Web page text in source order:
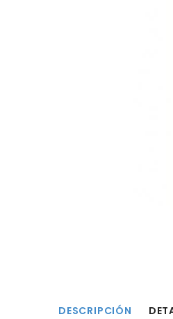
DESCRIPCIÓN